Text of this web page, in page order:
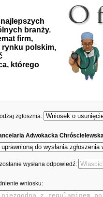
branży.
firm,
rynku polskim,
którego
zgłosznia:
Adwokacka
wysłana odpowiedź:
wniosku: